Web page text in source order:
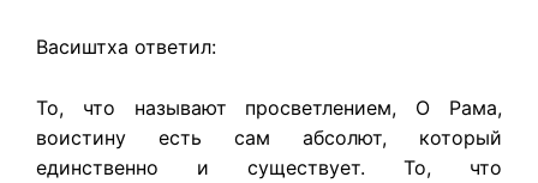
Васиштха ответил:
То, что называют просветлением, О Рама,
воистину есть сам абсолют, который
единственно и существует. То, что